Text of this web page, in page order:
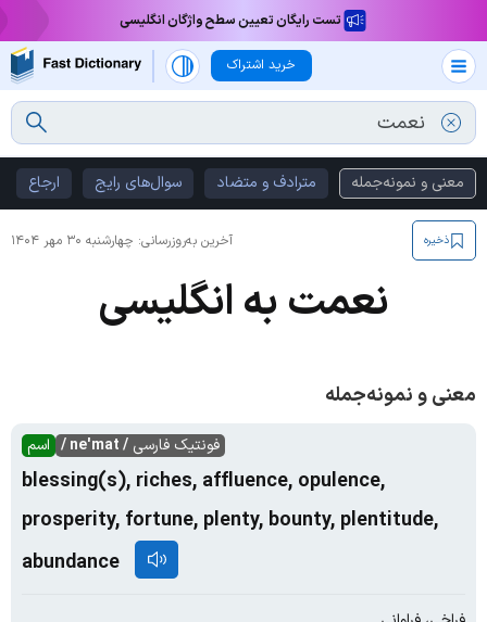
تست رایگان تعیین سطح واژگان انگلیسی
خرید اشتراک
معنی و نمونه‌جمله مترادف و متضاد سوال‌های رایج ارجاع
آخرین به‌روزرسانی: چهارشنبه ۳۰ مهر ۱۴۰۴ ذخیره
نعمت به انگلیسی
معنی و نمونه‌جمله
اسم فونتیک فارسی / ne'mat /
blessing(s), riches, affluence, opulence,
prosperity, fortune, plenty, bounty, plentitude,
abundance